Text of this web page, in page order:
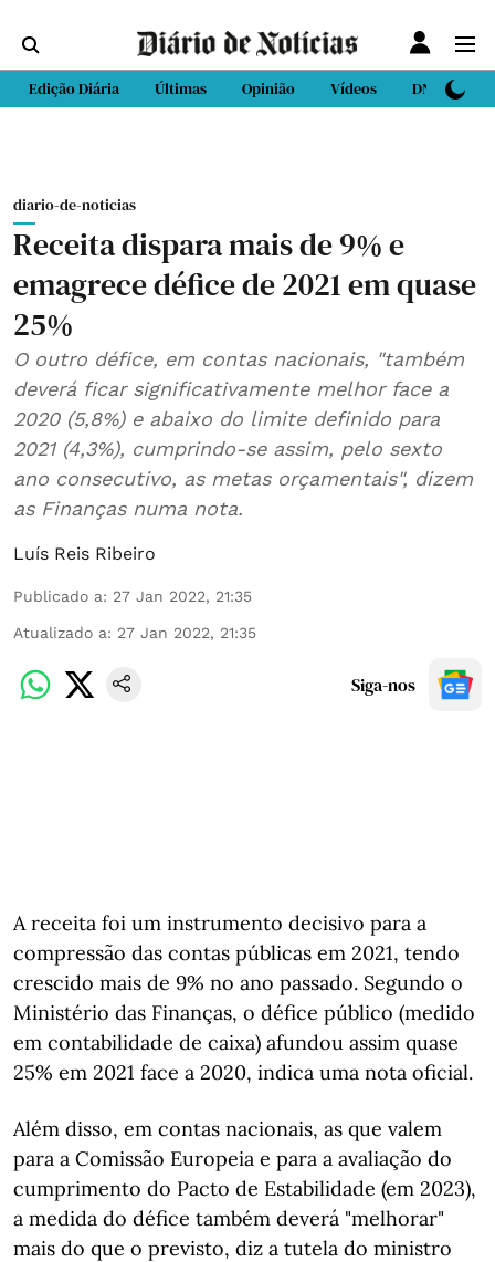
Edição Diária Últimas Opinião Vídeos DN Sport
diario-de-noticias
Receita dispara mais de 9% e
emagrece défice de 2021 em quase
25%
O outro défice, em contas nacionais, "também
deverá ficar significativamente melhor face a
2020 (5,8%) e abaixo do limite definido para
2021 (4,3%), cumprindo-se assim, pelo sexto
ano consecutivo, as metas orçamentais", dizem
as Finanças numa nota.
Luís Reis Ribeiro
Publicado a: 27 Jan 2022, 21:35
Atualizado a: 27 Jan 2022, 21:35
Siga-nos
A receita foi um instrumento decisivo para a
compressão das contas públicas em 2021, tendo
crescido mais de 9% no ano passado. Segundo o
Ministério das Finanças, o défice público (medido
em contabilidade de caixa) afundou assim quase
25% em 2021 face a 2020, indica uma nota oficial.
Além disso, em contas nacionais, as que valem
para a Comissão Europeia e para a avaliação do
cumprimento do Pacto de Estabilidade (em 2023),
a medida do défice também deverá "melhorar"
mais do que o previsto, diz a tutela do ministro